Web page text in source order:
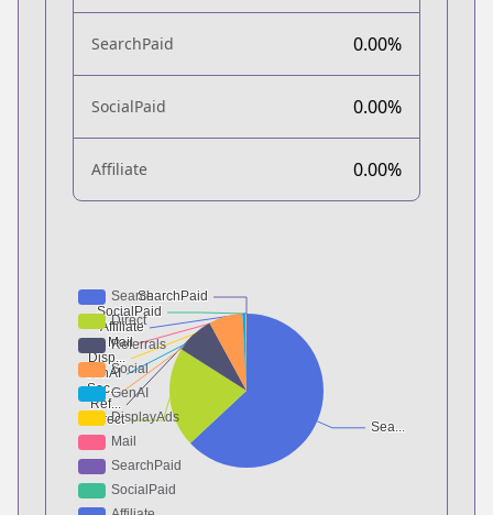
SearchPaid 0.00%
SocialPaid 0.00%
Affiliate 0.00%